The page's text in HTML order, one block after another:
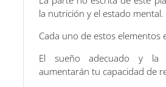
la nutrición y el estado mental.
Cada uno de estos elementos
El sueño adecuado y la
aumentarán tu capacidad de